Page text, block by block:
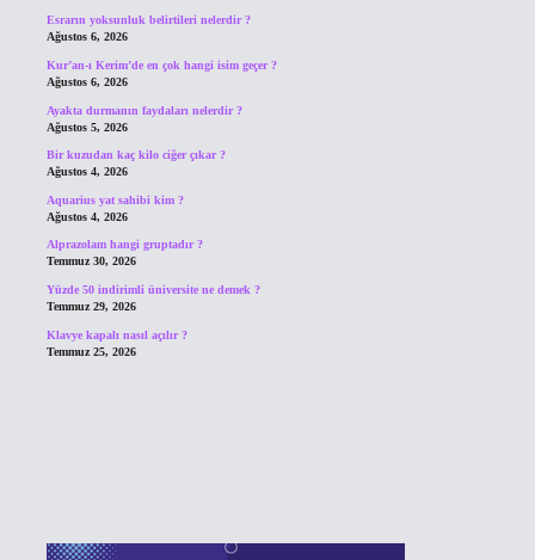
Esrarın yoksunluk belirtileri nelerdir ?
Ağustos 6, 2026
Kur’an-ı Kerim’de en çok hangi isim geçer ?
Ağustos 6, 2026
Ayakta durmanın faydaları nelerdir ?
Ağustos 5, 2026
Bir kuzudan kaç kilo ciğer çıkar ?
Ağustos 4, 2026
Aquarius yat sahibi kim ?
Ağustos 4, 2026
Alprazolam hangi gruptadır ?
Temmuz 30, 2026
Yüzde 50 indirimli üniversite ne demek ?
Temmuz 29, 2026
Klavye kapalı nasıl açılır ?
Temmuz 25, 2026